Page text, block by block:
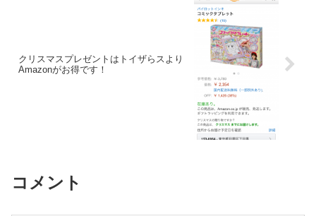
クリスマスプレゼントはトイザらスより
Amazonがお得です！
コメント